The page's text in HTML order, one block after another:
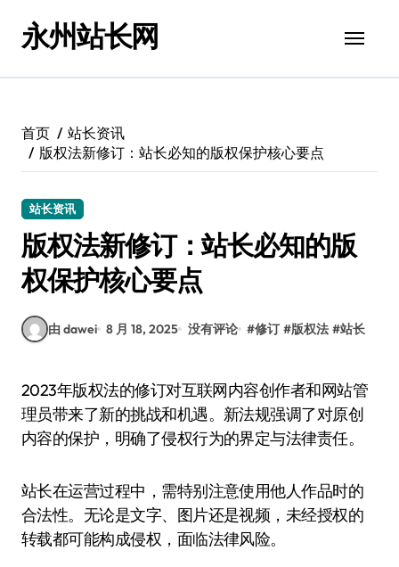
永州站长网
首页
站长资讯
版权法新修订：站长必知的版权保护核心要点
站长资讯
版权法新修订：站长必知的版
权保护核心要点
由 dawei 8 月 18, 2025 没有评论 #修订 #版权法 #站长
2023年版权法的修订对互联网内容创作者和网站管
理员带来了新的挑战和机遇。新法规强调了对原创
内容的保护，明确了侵权行为的界定与法律责任。
站长在运营过程中，需特别注意使用他人作品时的
合法性。无论是文字、图片还是视频，未经授权的
转载都可能构成侵权，面临法律风险。